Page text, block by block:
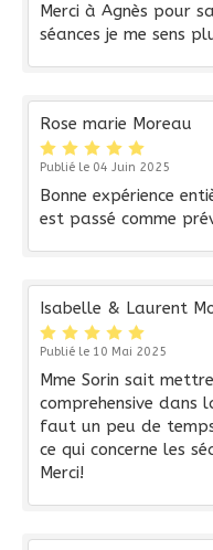
Merci à Agnès pour
séances je me sens
Rose marie Moreau
Publié le 04 Juin 2025
Bonne expérience
est passé comme
Isabelle & Laurent
Publié le 10 Mai 2025
Mme Sorin sait
comprehensive dans
faut un peu de
ce qui concerne les
Merci!